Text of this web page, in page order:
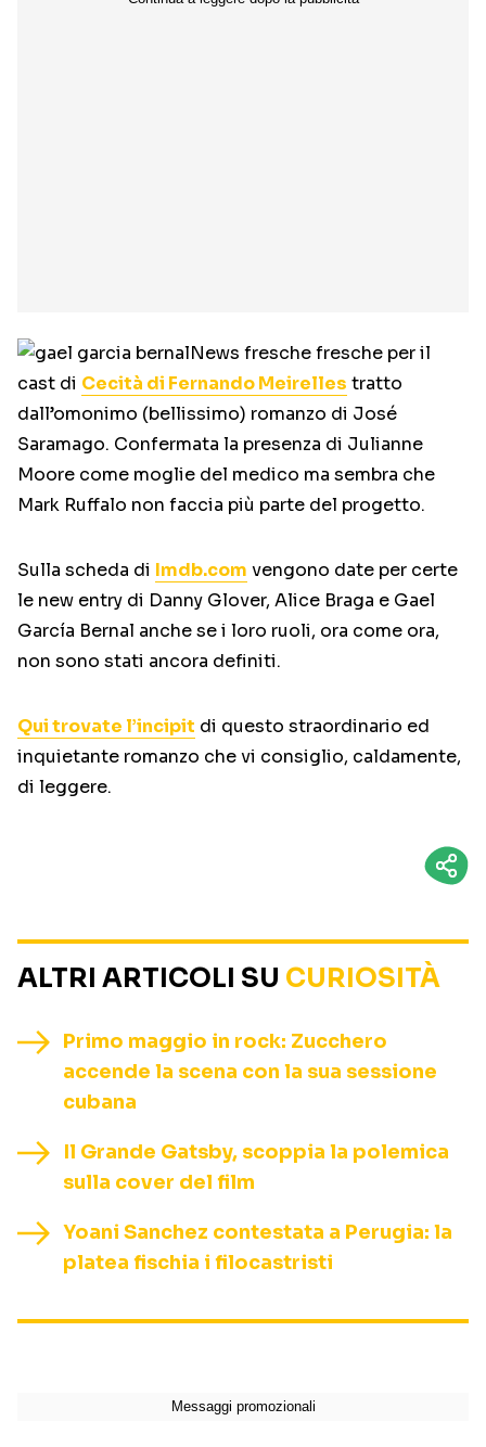
News fresche fresche per il
cast di Cecità di Fernando Meirelles tratto
dall’omonimo (bellissimo) romanzo di José
Saramago. Confermata la presenza di Julianne
Moore come moglie del medico ma sembra che
Mark Ruffalo non faccia più parte del progetto.
Sulla scheda di Imdb.com vengono date per certe
le new entry di Danny Glover, Alice Braga e Gael
García Bernal anche se i loro ruoli, ora come ora,
non sono stati ancora definiti.
Qui trovate l’incipit di questo straordinario ed
inquietante romanzo che vi consiglio, caldamente,
di leggere.
ALTRI ARTICOLI SU CURIOSITÀ
Primo maggio in rock: Zucchero
accende la scena con la sua sessione
cubana
Il Grande Gatsby, scoppia la polemica
sulla cover del film
Yoani Sanchez contestata a Perugia: la
platea fischia i filocastristi